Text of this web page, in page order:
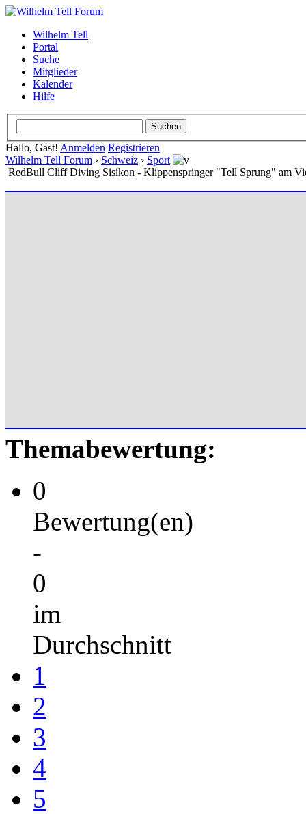
Wilhelm Tell
Portal
Suche
Mitglieder
Kalender
Hilfe
Hallo, Gast! Anmelden Registrieren
Wilhelm Tell Forum › Schweiz › Sport
RedBull Cliff Diving Sisikon - Klippenspringer "Tell Sprung" am
Themabewertung:
0
Bewertung(en)
-
0
im
Durchschnitt
1
2
3
4
5